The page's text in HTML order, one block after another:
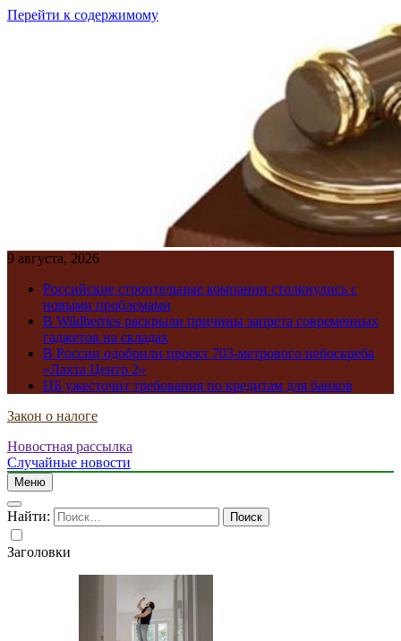
Перейти к содержимому
9 августа, 2026
Российские строительные компании столкнулись с
новыми проблемами
В Wildberries раскрыли причины запрета современных
гаджетов на складах
В России одобрили проект 703-метрового небоскреба
«Лахта Центр 2»
ЦБ ужесточит требования по кредитам для банков
Закон о налоге
Новостная рассылка
Случайные новости
Меню
Найти:
Заголовки